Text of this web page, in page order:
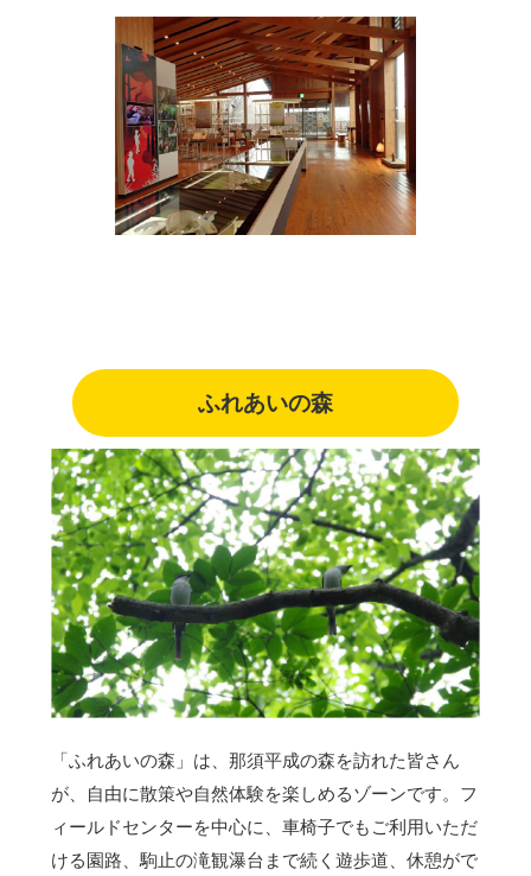
ふれあいの森
「ふれあいの森」は、那須平成の森を訪れた皆さん
が、自由に散策や自然体験を楽しめるゾーンです。フ
ィールドセンターを中心に、車椅子でもご利用いただ
ける園路、駒止の滝観瀑台まで続く遊歩道、休憩がで